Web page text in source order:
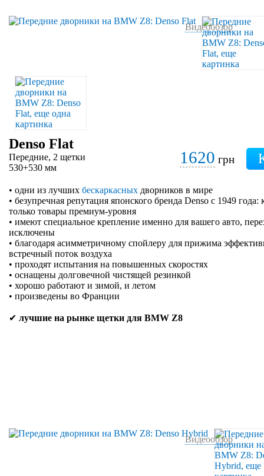
Видеообзор
Denso Flat
Передние, 2 щетки
530+530 мм
1620 грн
• одни из лучших бескаркасных дворников в мире
• безупречная репутация японского бренда Denso с 1949
только товары премиум-уровня
• имеют специальное крепление именно для вашего авто,
исключены
• благодаря асимметричному спойлеру для прижима
встречный поток воздуха
• проходят испытания на повышенных скоростях
• оснащены долговечной чистящей резинкой
• хорошо работают и зимой, и летом
• произведены во Франции
✔ лучшие на рынке щетки для BMW Z8
Видеообзор